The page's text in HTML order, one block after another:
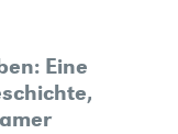
Eine